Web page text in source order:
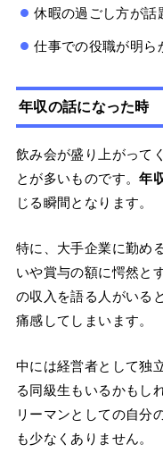
休暇の過ごし方が話
仕事での役職が明ら
年収の話になった時
飲み会が盛り上がって
とが多いものです。年
じる瞬間となります。
特に、大手企業に勤め
いや賞与の額に愕然と
の収入を語る人がいる
痛感してしまいます。
中には経営者として独
る同級生もいるかもし
リーマンとしての自分
も少なくありません。